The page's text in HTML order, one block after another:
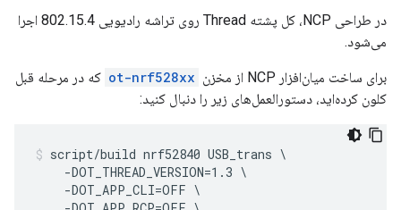
در طراحی NCP، کل پشته Thread روی تراشه رادیویی 802.15.4 اجرا
می‌شود.
برای ساخت میان‌افزار NCP از مخزن ot-nrf528xx که در مرحله قبل
کلون کرده‌اید، دستورالعمل‌های زیر را دنبال کنید:
script/build nrf52840 USB_trans \
    -DOT_THREAD_VERSION=1.3 \
    -DOT_APP_CLI=OFF \